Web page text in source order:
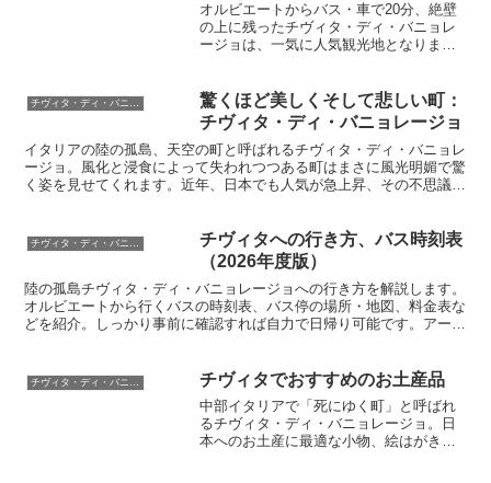
オルビエートからバス・車で20分、絶壁
の上に残ったチヴィタ・ディ・バニョレ
ージョは、一気に人気観光地となりまし
デルになったとも言われる町のすべてを
ご紹介します。バス、電車での行き方、
日帰りの現地ツアーも開催しています。
チヴィタ・ディ・バニョレージョ
驚くほど美しくそして悲しい町：
チヴィタ・ディ・バニョレージョ
イタリアの陸の孤島、天空の町と呼ばれるチヴィタ・ディ・バニョレ
ージョ。風化と浸食によって失われつつある町はまさに風光明媚で驚
く姿を見せてくれます。近年、日本でも人気が急上昇、その不思議な
す。
チヴィタへの行き方、バス時刻表
（2026年度版）
陸の孤島チヴィタ・ディ・バニョレージョへの行き方を解説します。
オルビエートから行くバスの時刻表、バス停の場所・地図、料金表な
どを紹介。しっかり事前に確認すれば自力で日帰り可能です。アーモ
す。
チヴィタでおすすめのお土産品
中部イタリアで「死にゆく町」と呼ばれ
るチヴィタ・ディ・バニョレージョ。日
本へのお土産に最適な小物、絵はがきや